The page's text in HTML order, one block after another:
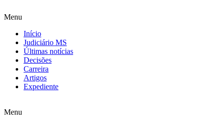
Menu
Início
Judiciário MS
Últimas notícias
Decisões
Carreira
Artigos
Expediente
Menu